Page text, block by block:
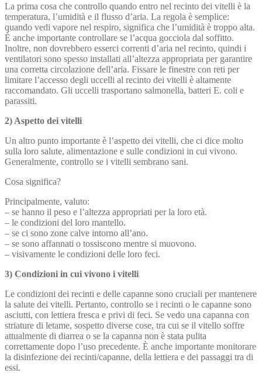
La prima cosa che controllo quando entro nel recinto dei vitelli è la
temperatura, l’umidità e il flusso d’aria. La regola è semplice:
quando vedi vapore nel respiro, significa che l’umidità è troppo alta.
È anche importante controllare se l’acqua gocciola dal soffitto.
Inoltre, non dovrebbero esserci correnti d’aria nel recinto, quindi i
ventilatori sono spesso installati all’altezza appropriata per garantire
una corretta circolazione dell’aria. Fissare le finestre con reti per
limitare l’accesso degli uccelli al recinto dei vitelli è altamente
raccomandato. Gli uccelli trasportano salmonella, batteri E. coli e
parassiti.
2) Aspetto dei vitelli
Un altro punto importante è l’aspetto dei vitelli, che ci dice molto
sulla loro salute, alimentazione e sulle condizioni in cui vivono.
Generalmente, controllo se i vitelli sembrano sani.
Cosa significa?
Principalmente, valuto:
– se hanno il peso e l’altezza appropriati per la loro età.
– le condizioni del loro mantello.
– se ci sono zone calve intorno all’ano.
– se sono affannati o tossiscono mentre si muovono.
– visivamente le condizioni delle loro feci.
3) Condizioni in cui vivono i vitelli
Le condizioni dei recinti e delle capanne sono cruciali per mantenere
la salute dei vitelli. Pertanto, controllo se i recinti o le capanne sono
asciutti, con lettiera fresca e privi di feci. Se vedo una capanna con
striature di letame, sospetto diverse cose, tra cui se il vitello soffre
attualmente di diarrea o se la capanna non è stata pulita
correttamente dopo l’uso precedente. È anche importante monitorare
la disinfezione dei recinti/capanne, della lettiera e dei passaggi tra di
essi.